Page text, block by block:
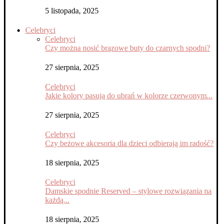
5 listopada, 2025
Celebryci
Celebryci
Czy można nosić brązowe buty do czarnych spodni?
27 sierpnia, 2025
Celebryci
Jakie kolory pasują do ubrań w kolorze czerwonym...
27 sierpnia, 2025
Celebryci
Czy beżowe akcesoria dla dzieci odbierają im radość?
18 sierpnia, 2025
Celebryci
Damskie spodnie Reserved – stylowe rozwiązania na
każdą...
18 sierpnia, 2025